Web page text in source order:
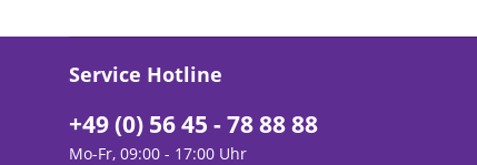
Service Hotline
+49 (0) 56 45 - 78 88 88
Mo-Fr, 09:00 - 17:00 Uhr